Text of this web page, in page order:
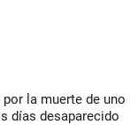
la muerte de uno
días desaparecido